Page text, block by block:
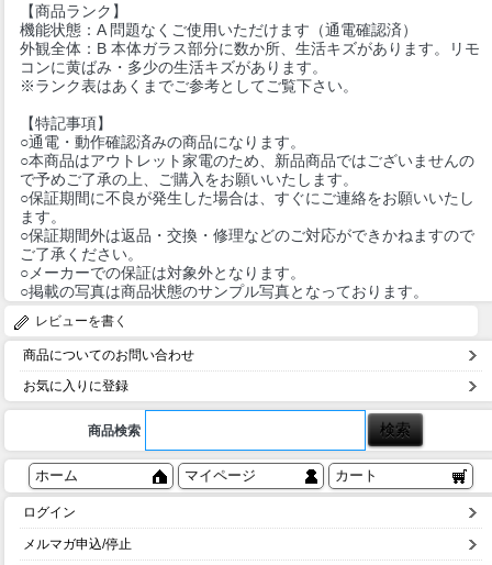
【商品ランク】
機能状態：A 問題なくご使用いただけます（通電確認済）
外観全体：B 本体ガラス部分に数か所、生活キズがあります。リモ
コンに黄ばみ・多少の生活キズがあります。
※ランク表はあくまでご参考としてご覧下さい。
【特記事項】
○通電・動作確認済みの商品になります。
○本商品はアウトレット家電のため、新品商品ではございませんの
で予めご了承の上、ご購入をお願いいたします。
○保証期間に不良が発生した場合は、すぐにご連絡をお願いいたし
ます。
○保証期間外は返品・交換・修理などのご対応ができかねますので
ご了承ください。
○メーカーでの保証は対象外となります。
○掲載の写真は商品状態のサンプル写真となっております。
レビューを書く
商品についてのお問い合わせ
お気に入りに登録
商品検索
ホーム マイページ カート
ログイン
メルマガ申込/停止